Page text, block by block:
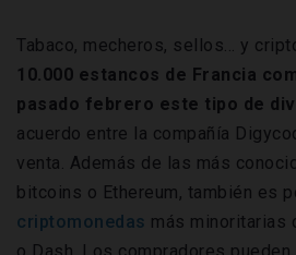
Tabaco, mecheros, sellos... y
10.000 estancos de Francia
pasado febrero este tipo de
acuerdo entre la compañía
venta. Además de las más
bitcoins o Ethereum, también es
criptomonedas más minoritarias